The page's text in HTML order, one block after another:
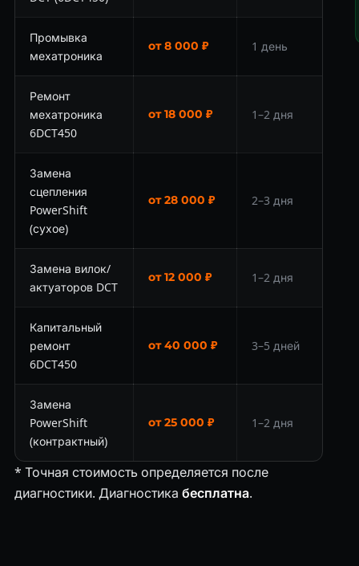
Промывка
мехатроника
от 8 000 ₽ 1 день
Ремонт
мехатроника
6DCT450
от 18 000 ₽ 1–2 дня
Замена
сцепления
PowerShift
(сухое)
от 28 000 ₽ 2–3 дня
Замена вилок/
актуаторов DCT
от 12 000 ₽ 1–2 дня
Капитальный
ремонт
6DCT450
от 40 000 ₽ 3–5 дней
Замена
PowerShift
(контрактный)
от 25 000 ₽ 1–2 дня
* Точная стоимость определяется после
диагностики. Диагностика бесплатна.